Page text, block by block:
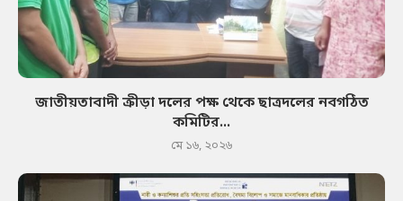
জাতীয়তাবাদী ক্রীড়া দলের পক্ষ থেকে ছাত্রদলের নবগঠিত
কমিটির...
মে ১৬, ২০২৬